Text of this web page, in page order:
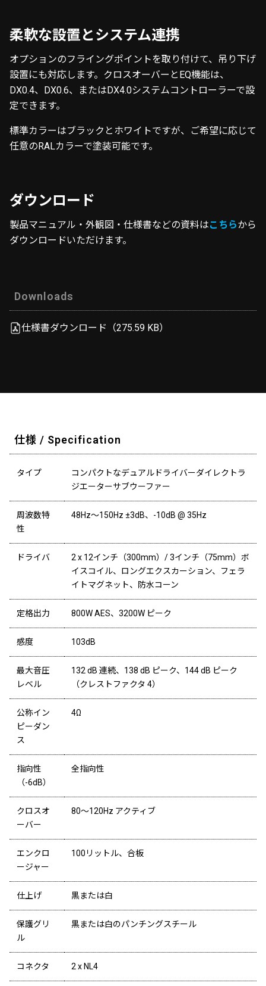
柔軟な設置とシステム連携
オプションのフライングポイントを取り付けて、吊り下げ
設置にも対応します。クロスオーバーとEQ機能は、
DX0.4、DX0.6、またはDX4.0システムコントローラーで設
定できます。
標準カラーはブラックとホワイトですが、ご希望に応じて
任意のRALカラーで塗装可能です。
ダウンロード
製品マニュアル・外観図・仕様書などの資料はこちらから
ダウンロードいただけます。
Downloads
仕様書ダウンロード（275.59 KB）
仕様 / Specification
タイプ
コンパクトなデュアルドライバーダイレクトラ
ジエーターサブウーファー
周波数特
性
48Hz～150Hz ±3dB、-10dB @ 35Hz
ドライバ
2 x 12インチ（300mm）/ 3インチ（75mm）ボ
イスコイル、ロングエクスカーション、フェラ
イトマグネット、防水コーン
定格出力 800W AES、3200W ピーク
感度 103dB
最大音圧
レベル
132 dB 連続、138 dB ピーク、144 dB ピーク
（クレストファクタ 4）
公称イン
ピーダン
ス
4Ω
指向性
（-6dB）
全指向性
クロスオ
ーバー
80～120Hz アクティブ
エンクロ
ージャー
100リットル、合板
仕上げ 黒または白
保護グリ
ル
黒または白のパンチングスチール
コネクタ 2 x NL4